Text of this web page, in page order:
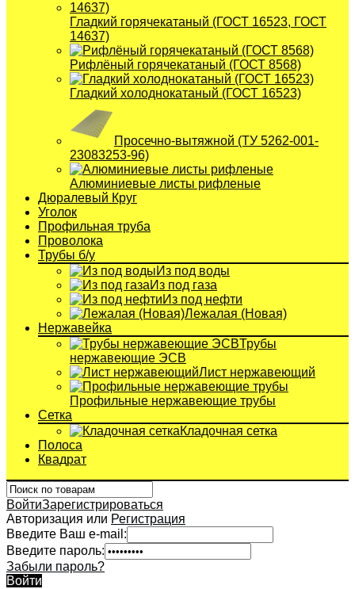
Гладкий горячекатаный (ГОСТ 16523, ГОСТ
14637)
Рифлёный горячекатаный (ГОСТ 8568)
Гладкий холоднокатаный (ГОСТ 16523)
Просечно-вытяжной (ТУ 5262-001-
23083253-96)
Алюминиевые листы рифленые
Дюралевый Круг
Уголок
Профильная труба
Проволока
Трубы б/у
Из под воды
Из под газа
Из под нефти
Лежалая (Новая)
Нержавейка
Трубы
нержавеющие ЭСВ
Лист нержавеющий
Профильные нержавеющие трубы
Сетка
Кладочная сетка
Полоса
Квадрат
ВойтиЗарегистрироваться
Авторизация или Регистрация
Введите Ваш e-mail:
Введите пароль:
Забыли пароль?
Войти